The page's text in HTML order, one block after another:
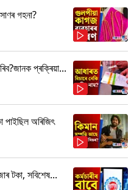
গহনা?
প্ৰক্ৰিয়া...
পাইছিল অৰিজিৎ
টকা, সবিশেষ...